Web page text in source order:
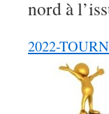
nord à
2022-